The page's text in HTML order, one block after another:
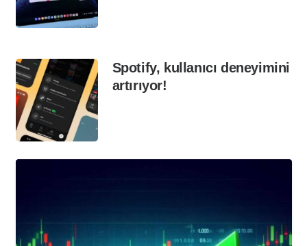
Spotify, kullanıcı deneyimini
artırıyor!